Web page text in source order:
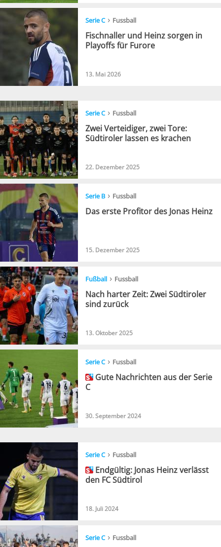
Serie C› Fussball
Fischnaller und Heinz sorgen in
Playoffs für Furore
13. Mai 2026
Serie C› Fussball
Zwei Verteidiger, zwei Tore:
Südtiroler lassen es krachen
22. Dezember 2025
Serie B› Fussball
Das erste Profitor des Jonas Heinz
15. Dezember 2025
Fußball › Fussball
Nach harter Zeit: Zwei Südtiroler
sind zurück
13. Oktober 2025
Serie C› Fussball
Gute Nachrichten aus der Serie
C
30. September 2024
Serie C› Fussball
Endgültig: Jonas Heinz verlässt
den FC Südtirol
18. Juli 2024
Serie C› Fussball